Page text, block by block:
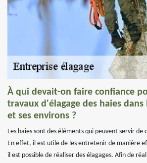
À qui devait-on faire confiance
travaux d'élagage des haies
et ses environs ?
Les haies sont des éléments qui peuvent servir de
En effet, il est utile de les entretenir de manière
il est possible de réaliser des élagages. Afin de